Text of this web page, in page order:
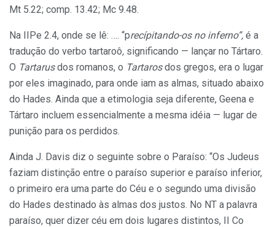
Mt 5.22; comp. 13.42; Mc 9.48.
Na IIPe 2.4, onde se lê: …. “precípitando-os no inferno”, é a
tradução do verbo tartaroô, significando — lançar no Tártaro.
O Tartarusdos romanos, o Tartarosdos gre­gos, era o lugar
por eles imaginado, para onde iam as almas, situado abaixo
do Hades. Ainda que a etimo­logia seja diferente, Geena e
Tártaro incluem essencialmente a mesma idéia — lugar de
punição para os perdidos.
Ainda J. Davis diz o seguinte sobre o Paraíso: “Os Judeus
faziam distinção entre o paraíso superior e paraíso inferior,
o primeiro era uma parte do Céu e o segundo uma divisão
do Hades destinado às almas dos justos. No NT a palavra
paraíso, quer dizer céu em dois lugares distintos, II Co